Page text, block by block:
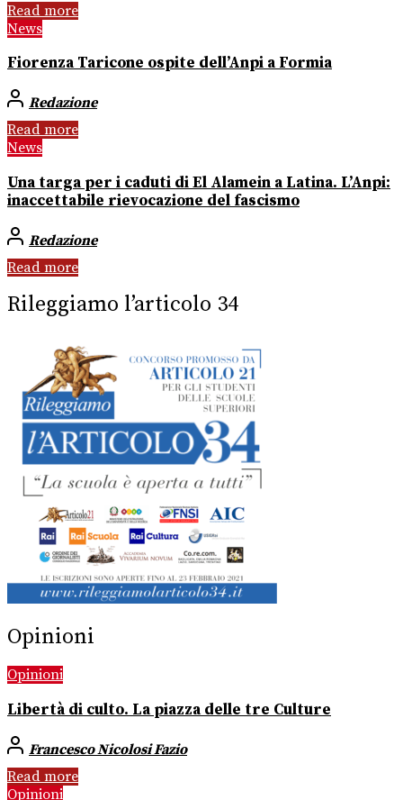
Read more
News
Fiorenza Taricone ospite dell’Anpi a Formia
Redazione
Read more
News
Una targa per i caduti di El Alamein a Latina. L’Anpi:
inaccettabile rievocazione del fascismo
Redazione
Read more
Rileggiamo l’articolo 34
Opinioni
Opinioni
Libertà di culto. La piazza delle tre Culture
Francesco Nicolosi Fazio
Read more
Opinioni